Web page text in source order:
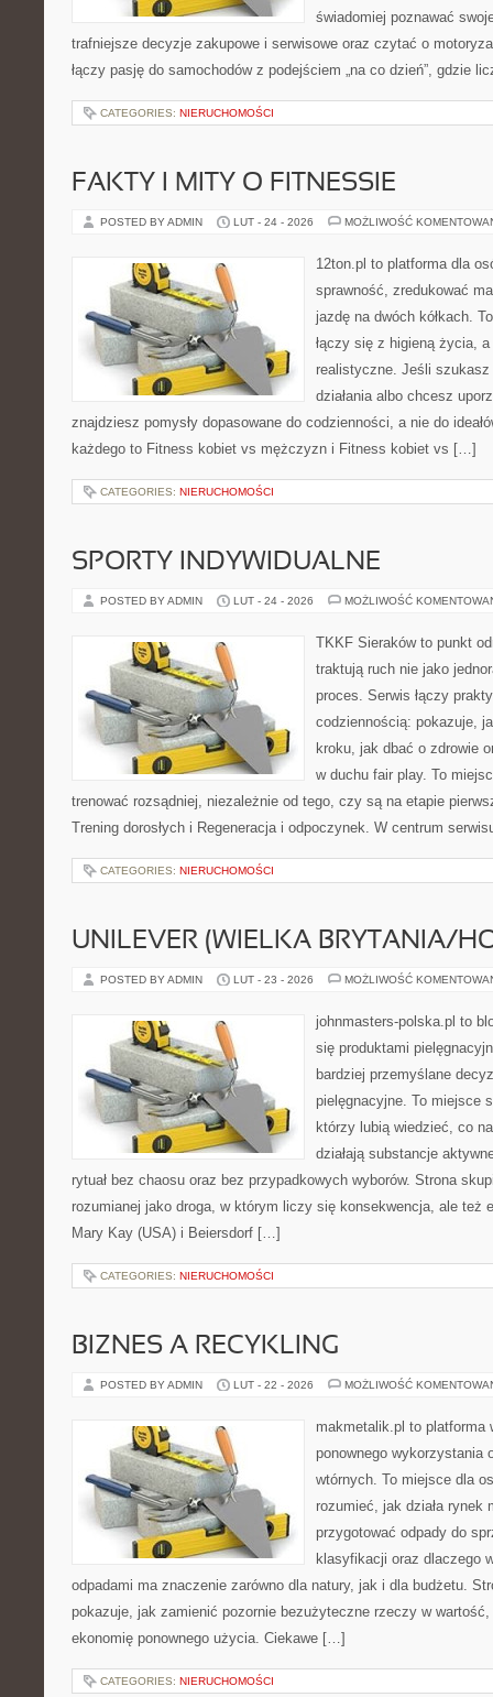
świadomiej poznawać
trafniejsze decyzje zakupowe i serwisowe oraz czytać o
łączy pasję do samochodów z podejściem „na co dzień”, gdzie
CATEGORIES: NIERUCHOMOŚCI
FAKTY I MITY O FITNESSIE
POSTED BY ADMIN LUT - 24 - 2026 MOŻLIWOŚĆ
12ton.pl to platforma dla
sprawność, zredukować
jazdę na dwóch kółkach.
łączy się z higieną życia,
realistyczne. Jeśli
działania albo chcesz
znajdziesz pomysły dopasowane do codzienności, a nie do
każdego to Fitness kobiet vs mężczyzn i Fitness kobiet vs […]
CATEGORIES: NIERUCHOMOŚCI
SPORTY INDYWIDUALNE
POSTED BY ADMIN LUT - 24 - 2026 MOŻLIWOŚĆ
TKKF Sieraków to punkt
traktują ruch nie jako
proces. Serwis łączy
codziennością: pokazuje,
kroku, jak dbać o zdrowie
w duchu fair play. To
trenować rozsądniej, niezależnie od tego, czy są na etapie
Trening dorosłych i Regeneracja i odpoczynek. W centrum
CATEGORIES: NIERUCHOMOŚCI
UNILEVER (WIELKA BRYTANIA/
POSTED BY ADMIN LUT - 23 - 2026 MOŻLIWOŚĆ
johnmasters-polska.pl to
się produktami
bardziej przemyślane
pielęgnacyjne. To miejsce
którzy lubią wiedzieć, co
działają substancje
rytuał bez chaosu oraz bez przypadkowych wyborów. Strona
rozumianej jako droga, w którym liczy się konsekwencja, ale też
Mary Kay (USA) i Beiersdorf […]
CATEGORIES: NIERUCHOMOŚCI
BIZNES A RECYKLING
POSTED BY ADMIN LUT - 22 - 2026 MOŻLIWOŚĆ
makmetalik.pl to platforma
ponownego wykorzystania
wtórnych. To miejsce dla
rozumieć, jak działa rynek
przygotować odpady do
klasyfikacji oraz dlaczego
odpadami ma znaczenie zarówno dla natury, jak i dla budżetu.
pokazuje, jak zamienić pozornie bezużyteczne rzeczy w
ekonomię ponownego użycia. Ciekawe […]
CATEGORIES: NIERUCHOMOŚCI